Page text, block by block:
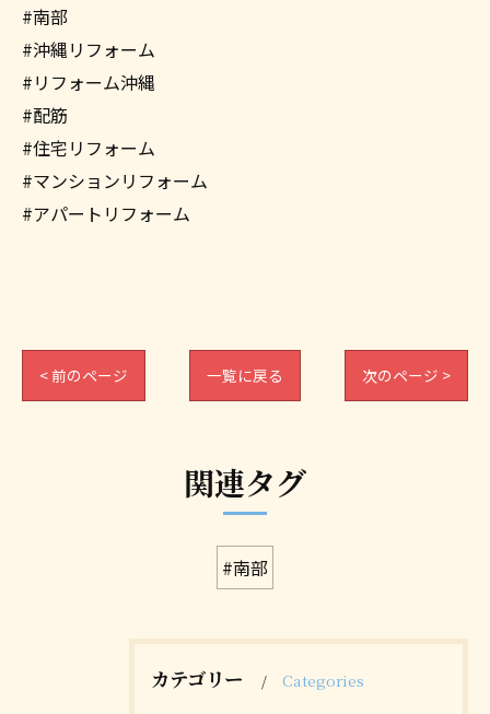
#南部
#沖縄リフォーム
#リフォーム沖縄
#配筋
#住宅リフォーム
#マンションリフォーム
#アパートリフォーム
< 前のページ 一覧に戻る 次のページ >
関連タグ
#南部
カテゴリー Categories